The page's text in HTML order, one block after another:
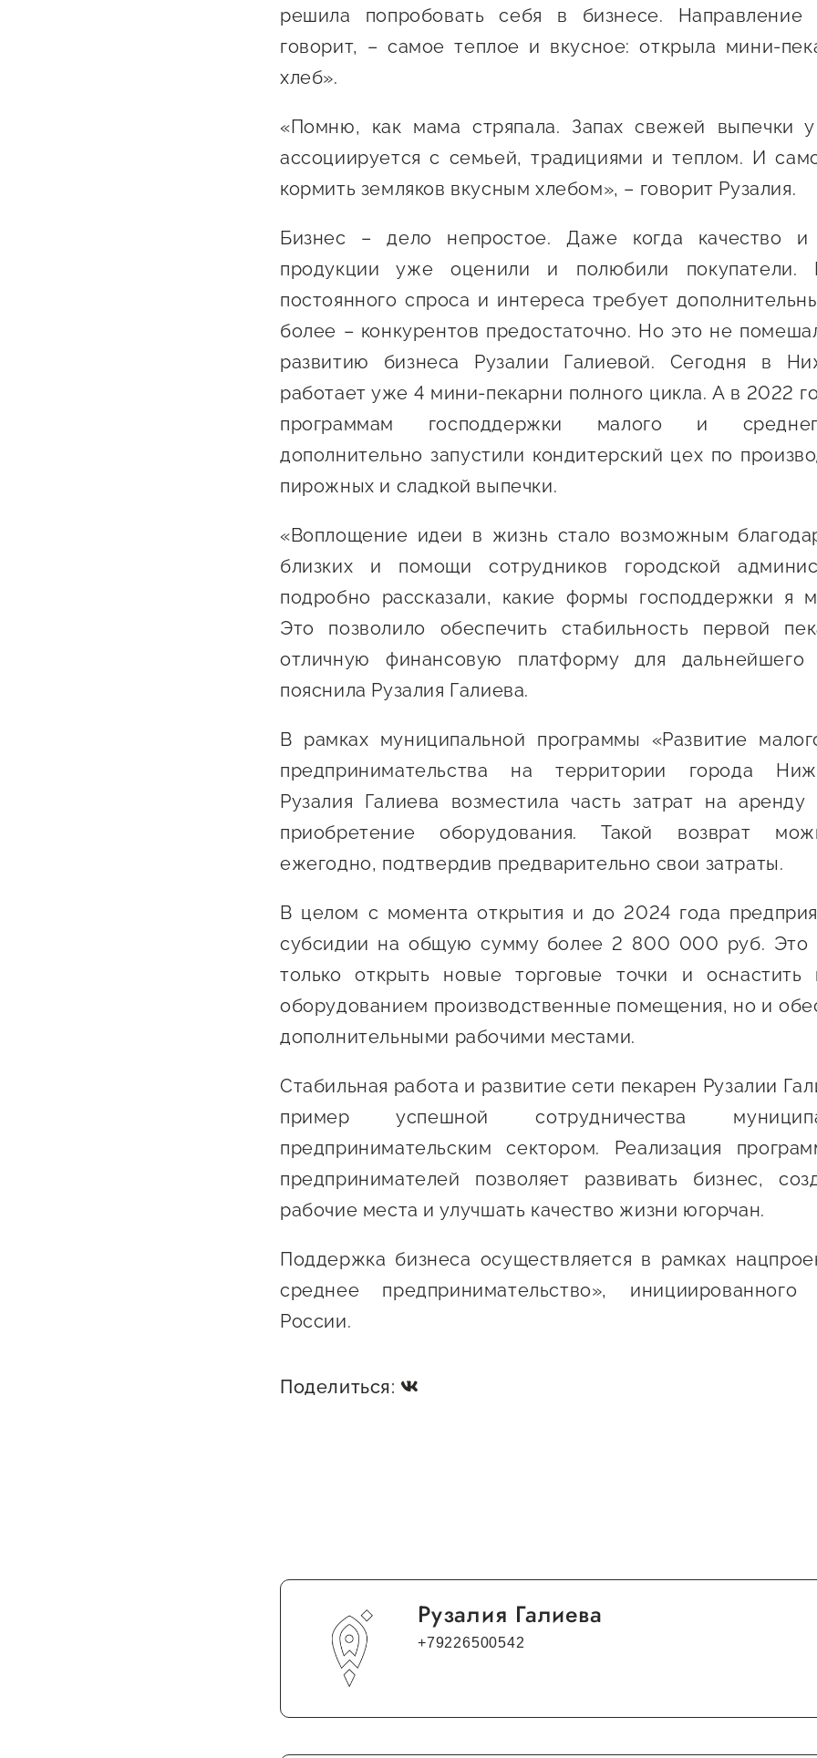
Поддержка креативного и
инновационно-
технологического
Поддержка социальных
предпринимателей
Поддержка экспортеров
Финансовая поддержка
Меры поддержки в условиях
внешнего санкционного
давления
Истории успеха
О центре
предпринимателей
Проекты
Поддержка центра
Истории успеха
Центр инноваций
О центре
Поддержка центра
мероприятий для
Проекты
Оказание услуг в
социальной сфере
Центр финансовой
поддержки
О центре
Поддержка центра
Истории успеха
технологического и
предпринимательства
О центре
Обучающие
мероприятия
Поддержка центра
Онлайн-витрина
Нормативные
документы
Центр поддержки
решила попробовать себя в бизнесе. Направление
говорит, – самое теплое и вкусное: открыла мини-
хлеб».
«Помню, как мама стряпала. Запах свежей выпечки
ассоциируется с семьей, традициями и теплом. И
кормить земляков вкусным хлебом», – говорит Рузалия.
Бизнес – дело непростое. Даже когда качество и
продукции уже оценили и полюбили покупатели.
постоянного спроса и интереса требует
более – конкурентов предостаточно. Но это не
развитию бизнеса Рузалии Галиевой. Сегодня в
работает уже 4 мини-пекарни полного цикла. А в 2022
программам господдержки малого и
дополнительно запустили кондитерский цех по
пирожных и сладкой выпечки.
«Воплощение идеи в жизнь стало возможным
близких и помощи сотрудников городской
подробно рассказали, какие формы господдержки я
Это позволило обеспечить стабильность первой
отличную финансовую платформу для дальнейшего
пояснила Рузалия Галиева.
В рамках муниципальной программы «Развитие
предпринимательства на территории города
Рузалия Галиева возместила часть затрат на
приобретение оборудования. Такой возврат
ежегодно, подтвердив предварительно свои затраты.
В целом с момента открытия и до 2024 года
субсидии на общую сумму более 2 800 000 руб. Это
только открыть новые торговые точки и оснастить
оборудованием производственные помещения, но и
дополнительными рабочими местами.
Стабильная работа и развитие сети пекарен Рузалии
пример успешной сотрудничества
предпринимательским сектором. Реализация
предпринимателей позволяет развивать бизнес,
рабочие места и улучшать качество жизни югорчан.
Поддержка бизнеса осуществляется в рамках
среднее предпринимательство», инициированного
России.
Поделиться:
Рузалия Галиева
+79226500542